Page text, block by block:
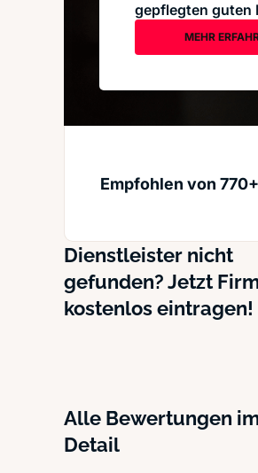
gepflegten guten
MEHR
Empfohlen von
Dienstleister nicht
gefunden? Jetzt
kostenlos eintragen!
Alle Bewertungen
Detail